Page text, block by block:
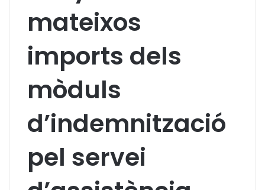
mateixos
imports dels
mòduls
d’indemnització
pel servei